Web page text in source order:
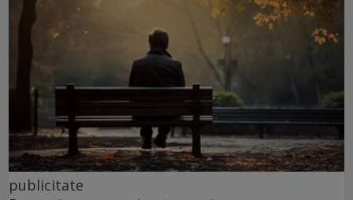
publicitate